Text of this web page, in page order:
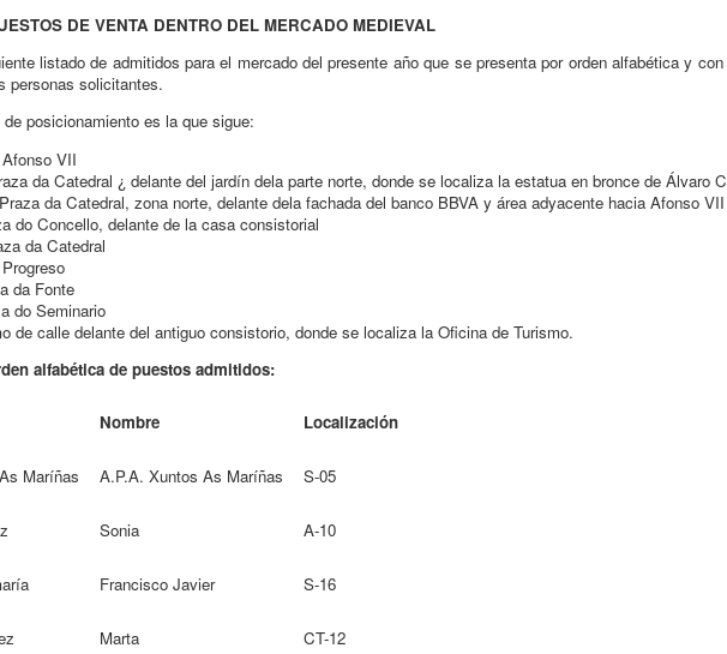
DE VENTA DENTRO DEL MERCADO MEDIEVAL
listado de admitidos para el mercado del presente año que se presenta por orden alfabética y
personas solicitantes.
posicionamiento es la que sigue:
VII
da Catedral ¿ delante del jardín dela parte norte, donde se localiza la estatua en bronce de Álvaro
da Catedral, zona norte, delante dela fachada del banco BBVA y área adyacente hacia Afonso VII
do Concello, delante de la casa consistorial
da Catedral
da Fonte
do Seminario
de calle delante del antiguo consistorio, donde se localiza la Oficina de Turismo.
alfabética de puestos admitidos:
Nombre Localización
Maríñas A.P.A. Xuntos As Maríñas S-05
Sonia A-10
Francisco Javier S-16
Marta CT-12